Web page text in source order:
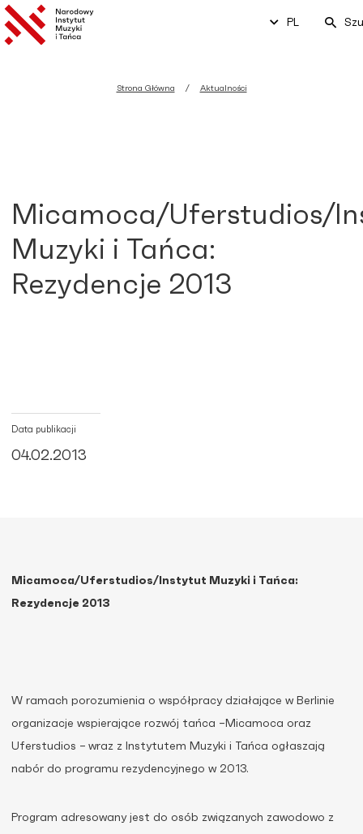
PL
Strona Główna Aktualności
Micamoca/Uferstudios/
Muzyki i Tańca:
Rezydencje 2013
Data publikacji
04.02.2013
Micamoca/Uferstudios/Instytut Muzyki i Tańca:
Rezydencje 2013
W ramach porozumienia o współpracy działające w Berlinie
organizacje wspierające rozwój tańca –Micamoca oraz
Uferstudios – wraz z Instytutem Muzyki i Tańca ogłaszają
nabór do programu rezydencyjnego w 2013.
Program adresowany jest do osób związanych zawodowo z